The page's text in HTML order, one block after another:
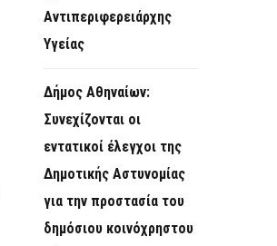
Αντιπεριφερειάρχης
Υγείας
Δήμος Αθηναίων:
Συνεχίζονται οι
εντατικοί έλεγχοι της
Δημοτικής Αστυνομίας
για την προστασία του
δημόσιου κοινόχρηστου